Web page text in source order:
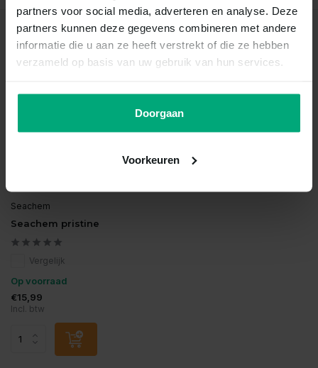
partners voor social media, adverteren en analyse. Deze
partners kunnen deze gegevens combineren met andere
informatie die u aan ze heeft verstrekt of die ze hebben
verzameld op basis van uw gebruik van hun services.
Doorgaan
Voorkeuren
Recent bekeken
Seachem
Seachem pristine
Vergelijk
Op voorraad
€15,99
Incl. btw